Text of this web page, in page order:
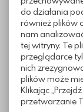
do działania
również plików
nam
tej witryny. Te
przeglądarce
nich
plików może
Klikając
przetwarzanie
Moments